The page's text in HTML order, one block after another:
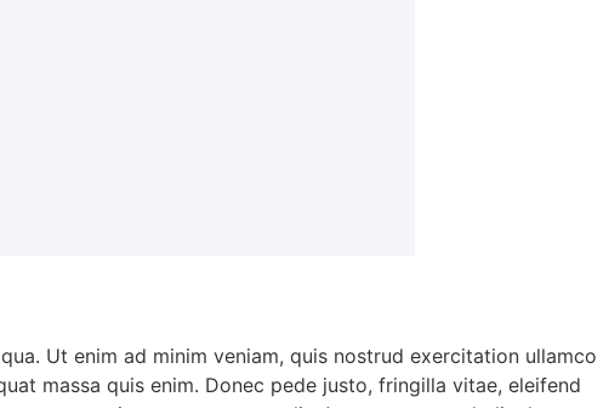
Ut enim ad minim veniam, quis nostrud exercitation ullamco
massa quis enim. Donec pede justo, fringilla vitae, eleifend